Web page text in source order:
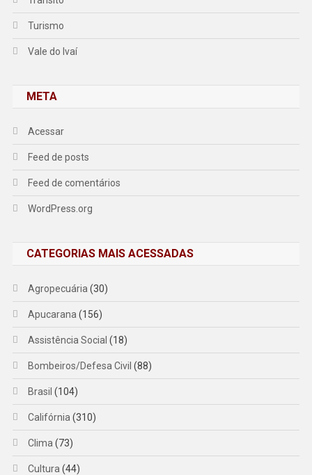
Turismo
Vale do Ivaí
META
Acessar
Feed de posts
Feed de comentários
WordPress.org
CATEGORIAS MAIS ACESSADAS
Agropecuária (30)
Apucarana (156)
Assistência Social (18)
Bombeiros/Defesa Civil (88)
Brasil (104)
Califórnia (310)
Clima (73)
Cultura (44)